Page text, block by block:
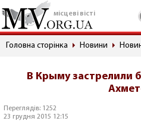
місцеві вісті
Головна сторінка Новини
В Крыму застрелили
Переглядів: 1252
23 грудня 2015 12:15